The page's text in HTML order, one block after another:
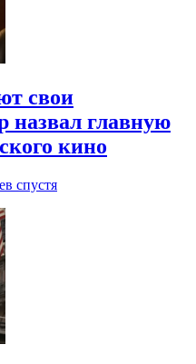
свои
назвал главную
кино
спустя